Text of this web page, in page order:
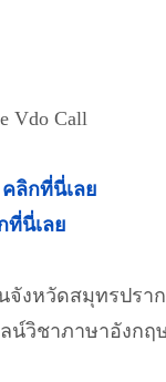
Vdo Call
คลิกที่นี่เลย
ที่นี่เลย
จังหวัดสมุทรปรา
น์วิชาภาษาอังกฤ